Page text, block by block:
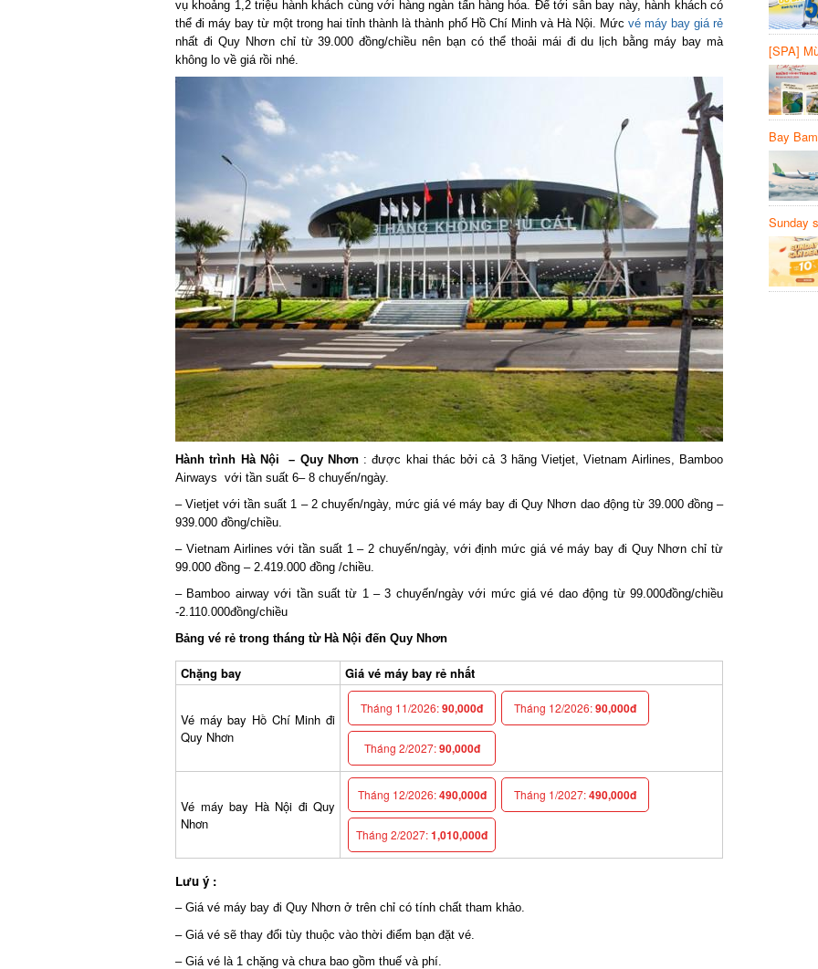
vụ khoảng 1,2 triệu hành khách cùng với hàng ngàn tấn hàng hóa. Để tới sân bay này, hành khách có
thể đi máy bay từ một trong hai tỉnh thành là thành phố Hồ Chí Minh và Hà Nội. Mứcvé máy bay giá rẻ
nhất đi Quy Nhơn chỉ từ 39.000 đồng/chiều nên bạn có thể thoải mái đi du lịch bằng máy bay mà
không lo về giá rồi nhé.
Hành trình Hà Nội – Quy Nhơn: được khai thác bởi cả 3 hãng Vietjet, Vietnam Airlines, Bamboo
Airways với tần suất 6– 8 chuyến/ngày.
– Vietjet với tần suất 1 – 2 chuyến/ngày, mức giá vé máy bay đi Quy Nhơn dao động từ 39.000 đồng –
939.000 đồng/chiều.
– Vietnam Airlines với tần suất 1 – 2 chuyến/ngày, với định mức giá vé máy bay đi Quy Nhơn chỉ từ
99.000 đồng – 2.419.000 đồng /chiều.
– Bamboo airway với tần suất từ 1 – 3 chuyến/ngày với mức giá vé dao động từ 99.000đồng/chiều
-2.110.000đồng/chiều
Bảng vé rẻ trong tháng từ Hà Nội đến Quy Nhơn
Chặng bay Giá vé máy bay rẻ nhất
Vé máy bay Hồ Chí Minh đi
Quy Nhơn
Tháng 11/2026:90,000đ Tháng 12/2026:90,000đ
Tháng 2/2027:90,000đ
Vé máy bay Hà Nội đi Quy
Nhơn
Tháng 12/2026:490,000đ Tháng 1/2027:490,000đ
Tháng 2/2027:1,010,000đ
Lưu ý :
– Giá vé máy bay đi Quy Nhơn ở trên chỉ có tính chất tham khảo.
– Giá vé sẽ thay đổi tùy thuộc vào thời điểm bạn đặt vé.
– Giá vé là 1 chặng và chưa bao gồm thuế và phí.
[SPA]
20%
Bay
Sunday